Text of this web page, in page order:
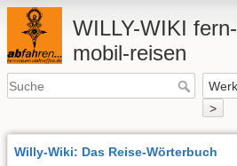
WILLY-WIKI fern-
mobil-reisen
>
Willy-Wiki: Das Reise-Wörterbuch